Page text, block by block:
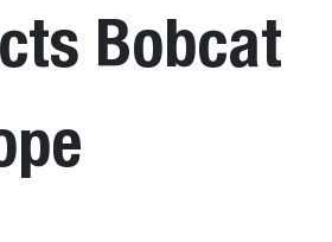
Bobcat